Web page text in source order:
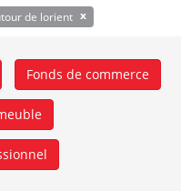
de lorient x
Fonds de commerce